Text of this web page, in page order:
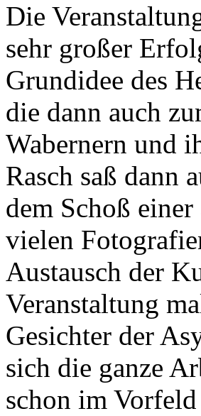
Die
sehr großer
Grundidee des
die dann auch
Wabernern und
Rasch saß dann
dem Schoß
vielen
Austausch der
Veranstaltung
Gesichter der
sich die ganze
schon im